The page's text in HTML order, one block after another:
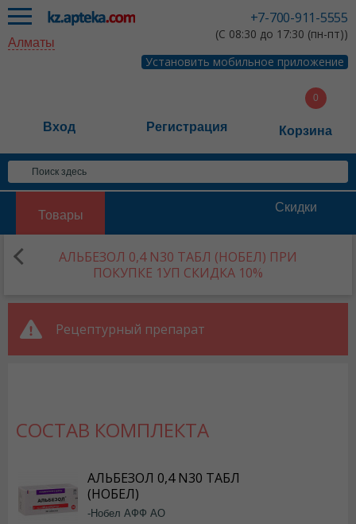
+7-700-911-5555
(С 08:30 до 17:30 (пн-пт))
Установить мобильное приложение
Алматы
Вход Регистрация Корзина
Товары
Скидки
АЛЬБЕЗОЛ 0,4 N30 ТАБЛ (НОБЕЛ) ПРИ
ПОКУПКЕ 1УП СКИДКА 10%
Рецептурный препарат
СОСТАВ КОМПЛЕКТА
АЛЬБЕЗОЛ 0,4 N30 ТАБЛ
(НОБЕЛ)
-Нобел АФФ АО